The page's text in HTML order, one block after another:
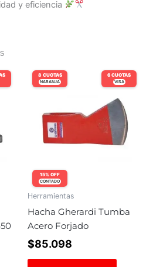
y eficiencia
6 CUOTAS
VISA
8 CUOTAS
NARANJA
15% OFF
CONTADO
Herramientas
Hacha Gherardi Tumba
Acero Forjado
$85.098